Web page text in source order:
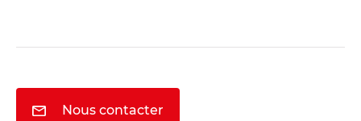
Nous contacter